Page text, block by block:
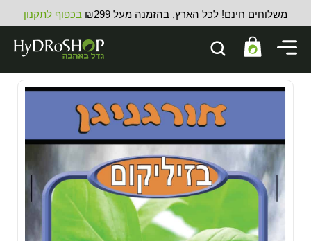
משלוחים חינם! לכל הארץ, בהזמנה מעל ₪299 בכפוף לתקנון